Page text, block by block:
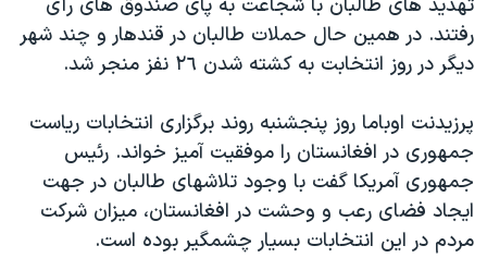
تهديد های طالبان با شجاعت به پای صندوق های رأی
رفتند. در همين حال حملات طالبان در قندهار و چند شهر
ديگر در روز انتخابت به کشته شدن ٢٦ نفز منجر شد.
پرزيدنت اوباما روز پنجشنبه روند برگزاری انتخابات رياست
جمهوری در افغانستان را موفقيت آميز خواند. رئيس
جمهوری آمريکا گفت با وجود تلاشهای طالبان در جهت
ايجاد فضای رعب و وحشت در افغانستان، ميزان شرکت
مردم در اين انتخابات بسيار چشمگير بوده است.